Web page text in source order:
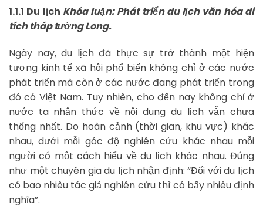
1.1.1 Du lịch Khóa luận: Phát triển du lịch văn hóa di
tích tháp tường Long.
Ngày nay, du lịch đã thực sự trở thành một hiện
tượng kinh tế xã hội phổ biến không chỉ ở các nước
phát triển mà còn ở các nước đang phát triển trong
đó có Việt Nam. Tuy nhiên, cho đến nay không chỉ ở
nước ta nhận thức về nội dung du lịch vẫn chưa
thống nhất. Do hoàn cảnh (thời gian, khu vực) khác
nhau, dưới mỗi góc độ nghiên cứu khác nhau mỗi
người có một cách hiểu về du lịch khác nhau. Đúng
như một chuyên gia du lịch nhận định: “Đối với du lịch
có bao nhiêu tác giả nghiên cứu thì có bấy nhiêu định
nghĩa”.